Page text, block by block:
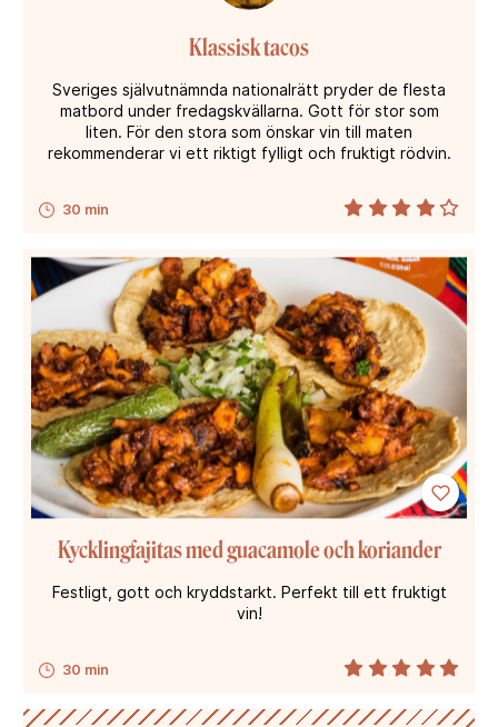
30 min
Klassisk tacos
Sveriges självutnämnda nationalrätt pryder de flesta
matbord under fredagskvällarna. Gott för stor som
liten. För den stora som önskar vin till maten
rekommenderar vi ett riktigt fylligt och fruktigt rödvin.
30 min
Kycklingfajitas med guacamole och koriander
Festligt, gott och kryddstarkt. Perfekt till ett fruktigt
vin!